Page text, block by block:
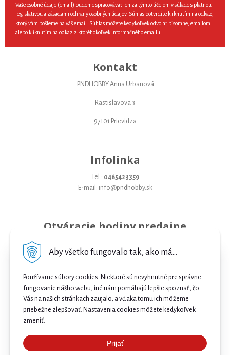
Aby všetko fungovalo tak, ako má...
Používame súbory cookies. Niektoré sú nevyhnutné pre správne
fungovanie nášho webu, iné nám pomáhajú lepšie spoznať, čo
Vás na našich stránkach zaujalo, a vďaka tomu ich môžeme
priebežne zlepšovať. Nastavenia cookies môžete kedykoľvek
zmeniť.
Prijať
Vaše osobné údaje (email) budeme spracovávať len za týmto účelom v súlade s platnou
legislatívou a zásadami ochrany osobných údajov. Súhlas potvrdíte kliknutím na odkaz,
ktorý vám pošleme na váš email. Súhlas môžete kedykoľvek odvolať písomne, emailom
alebo kliknutím na odkaz z ktoréhokoľvek informačného emailu.
Kontakt
PNDHOBBY Anna Urbanová
Rastislavova 3
97101 Prievidza
Infolinka
Tel.: 0465423359
E-mail: info@pndhobby.sk
Otváracie hodiny predajne
Streda 09-17
Štvrtok 09-17
Sobota 09-12
Najnižšia cena .